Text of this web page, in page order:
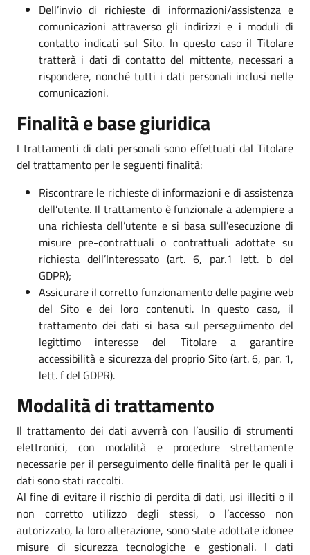
Dell’invio di richieste di informazioni/assistenza e
comunicazioni attraverso gli indirizzi e i moduli di
contatto indicati sul Sito. In questo caso il Titolare
tratterà i dati di contatto del mittente, necessari a
rispondere, nonché tutti i dati personali inclusi nelle
comunicazioni.
Finalità e base giuridica
I trattamenti di dati personali sono effettuati dal Titolare
del trattamento per le seguenti finalità:
Riscontrare le richieste di informazioni e di assistenza
dell’utente. Il trattamento è funzionale a adempiere a
una richiesta dell’utente e si basa sull’esecuzione di
misure pre-contrattuali o contrattuali adottate su
richiesta dell’Interessato (art. 6, par.1 lett. b del
GDPR);
Assicurare il corretto funzionamento delle pagine web
del Sito e dei loro contenuti. In questo caso, il
trattamento dei dati si basa sul perseguimento del
legittimo interesse del Titolare a garantire
accessibilità e sicurezza del proprio Sito (art. 6, par. 1,
lett. f del GDPR).
Modalità di trattamento
Il trattamento dei dati avverrà con l’ausilio di strumenti
elettronici, con modalità e procedure strettamente
necessarie per il perseguimento delle finalità per le quali i
dati sono stati raccolti.
Al fine di evitare il rischio di perdita di dati, usi illeciti o il
non corretto utilizzo degli stessi, o l’accesso non
autorizzato, la loro alterazione, sono state adottate idonee
misure di sicurezza tecnologiche e gestionali. I dati